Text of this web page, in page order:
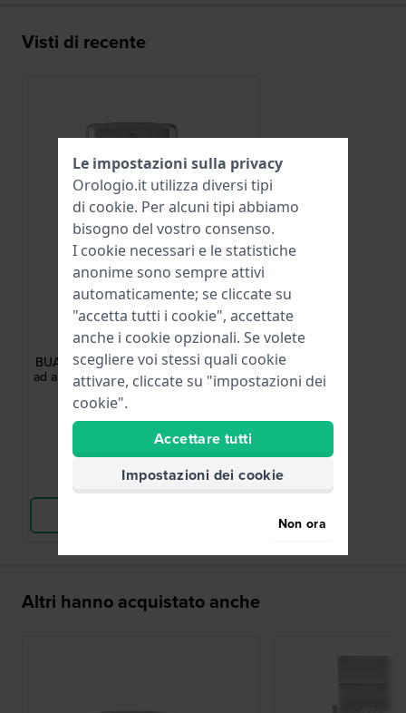
Visti di recente
Alpina
BUAL-28AVRUBBERBLK-SS
BUAL-28AVRUBBERBLK-SS Cinturino
ad ardiglione in acciaio inossidabile 18
mm
42,00 €
● Disponibile
Confronta
Altri hanno acquistato anche
Le impostazioni sulla privacy
Orologio.it utilizza diversi tipi
di cookie. Per alcuni tipi abbiamo
bisogno del vostro consenso.
I cookie necessari e le statistiche
anonime sono sempre attivi
automaticamente; se cliccate su
"accetta tutti i cookie", accettate
anche i cookie opzionali. Se volete
scegliere voi stessi quali cookie
attivare, cliccate su "impostazioni dei
cookie".
Accettare tutti
Impostazioni dei cookie
Non ora